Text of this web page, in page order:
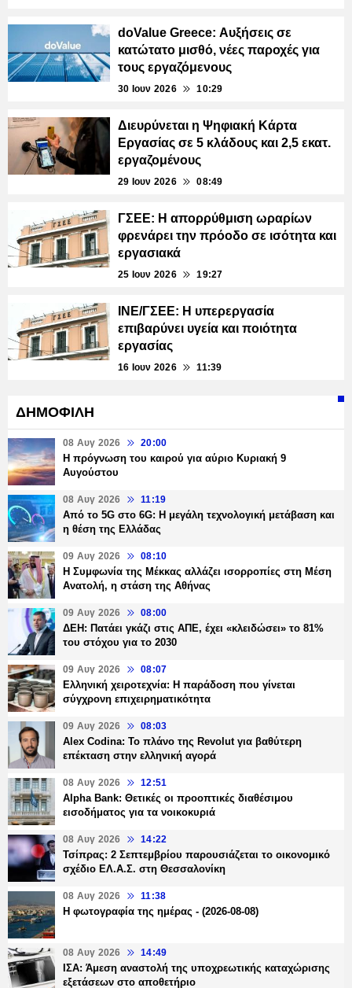
doValue Greece: Αυξήσεις σε
κατώτατο μισθό, νέες παροχές για
τους εργαζόμενους
30 Ιουν 2026 10:29
Διευρύνεται η Ψηφιακή Κάρτα
Εργασίας σε 5 κλάδους και 2,5 εκατ.
εργαζομένους
29 Ιουν 2026 08:49
ΓΣΕΕ: Η απορρύθμιση ωραρίων
φρενάρει την πρόοδο σε ισότητα και
εργασιακά
25 Ιουν 2026 19:27
ΙΝΕ/ΓΣΕΕ: Η υπερεργασία
επιβαρύνει υγεία και ποιότητα
εργασίας
16 Ιουν 2026 11:39
ΔΗΜΟΦΙΛΗ
08 Αυγ 2026 20:00
Η πρόγνωση του καιρού για αύριο Κυριακή 9
Αυγούστου
08 Αυγ 2026 11:19
Από το 5G στο 6G: Η μεγάλη τεχνολογική μετάβαση και
η θέση της Ελλάδας
09 Αυγ 2026 08:10
Η Συμφωνία της Μέκκας αλλάζει ισορροπίες στη Μέση
Ανατολή, η στάση της Αθήνας
09 Αυγ 2026 08:00
ΔΕΗ: Πατάει γκάζι στις ΑΠΕ, έχει «κλειδώσει» το 81%
του στόχου για το 2030
09 Αυγ 2026 08:07
Ελληνική χειροτεχνία: Η παράδοση που γίνεται
σύγχρονη επιχειρηματικότητα
09 Αυγ 2026 08:03
Alex Codina: Το πλάνο της Revolut για βαθύτερη
επέκταση στην ελληνική αγορά
08 Αυγ 2026 12:51
Alpha Bank: Θετικές οι προοπτικές διαθέσιμου
εισοδήματος για τα νοικοκυριά
08 Αυγ 2026 14:22
Τσίπρας: 2 Σεπτεμβρίου παρουσιάζεται το οικονομικό
σχέδιο ΕΛ.Α.Σ. στη Θεσσαλονίκη
08 Αυγ 2026 11:38
Η φωτογραφία της ημέρας - (2026-08-08)
08 Αυγ 2026 14:49
ΙΣΑ: Άμεση αναστολή της υποχρεωτικής καταχώρισης
εξετάσεων στο αποθετήριο